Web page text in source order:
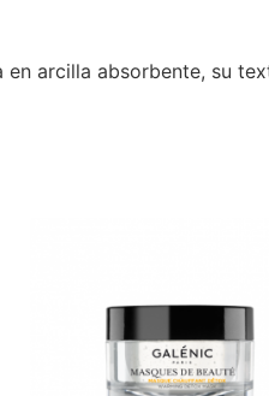
arcilla absorbente, su